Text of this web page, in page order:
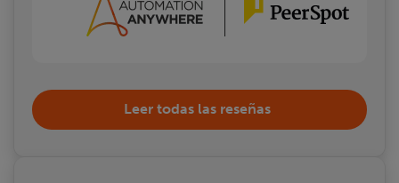
Leer todas las reseñas